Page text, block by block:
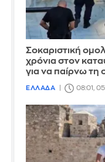
Σοκαριστική
χρόνια στον
για να παίρνω τη
ΕΛΛΑΔΑ 08:01,